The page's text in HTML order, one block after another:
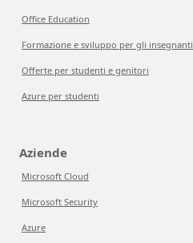
Office Education
Formazione e sviluppo per gli insegnanti
Offerte per studenti e genitori
Azure per studenti
Aziende
Microsoft Cloud
Microsoft Security
Azure